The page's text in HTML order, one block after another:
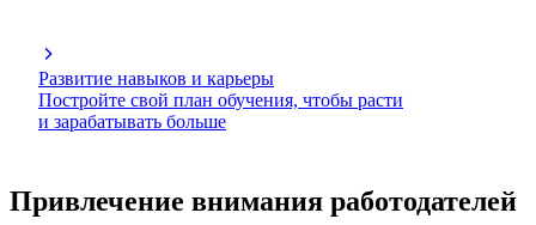
Развитие навыков и карьеры
Постройте свой план обучения, чтобы расти
и зарабатывать больше
Привлечение внимания работодателей